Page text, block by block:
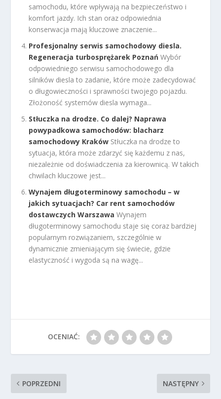
samochodu, które wpływają na bezpieczeństwo i
komfort jazdy. Ich stan oraz odpowiednia
konserwacja mają kluczowe znaczenie...
Profesjonalny serwis samochodowy diesla.
Regeneracja turbosprężarek Poznań Wybór
odpowiedniego serwisu samochodowego dla
silników diesla to zadanie, które może zadecydować
o długowieczności i sprawności twojego pojazdu.
Złożoność systemów diesla wymaga...
Stłuczka na drodze. Co dalej? Naprawa
powypadkowa samochodów: blacharz
samochodowy Kraków Stłuczka na drodze to
sytuacja, która może zdarzyć się każdemu z nas,
niezależnie od doświadczenia za kierownicą. W takich
chwilach kluczowe jest...
Wynajem długoterminowy samochodu – w
jakich sytuacjach? Car rent samochodów
dostawczych Warszawa Wynajem
długoterminowy samochodu staje się coraz bardziej
popularnym rozwiązaniem, szczególnie w
dynamicznie zmieniającym się świecie, gdzie
elastyczność i wygoda są na wagę...
OCENIAĆ:
POPRZEDNI NASTĘPNY